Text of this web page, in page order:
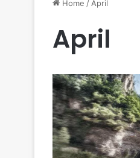
Home / April
April